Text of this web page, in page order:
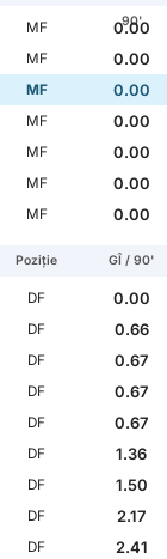
90'
MF
0.00
MF
0.00
MF
0.00
MF
0.00
MF
0.00
MF
0.00
MF 0.00
Poziție GÎ / 90'
DF
0.00
DF
0.66
DF
0.67
DF
0.67
DF
0.67
DF
1.36
DF
1.50
DF
2.17
DF
2.41